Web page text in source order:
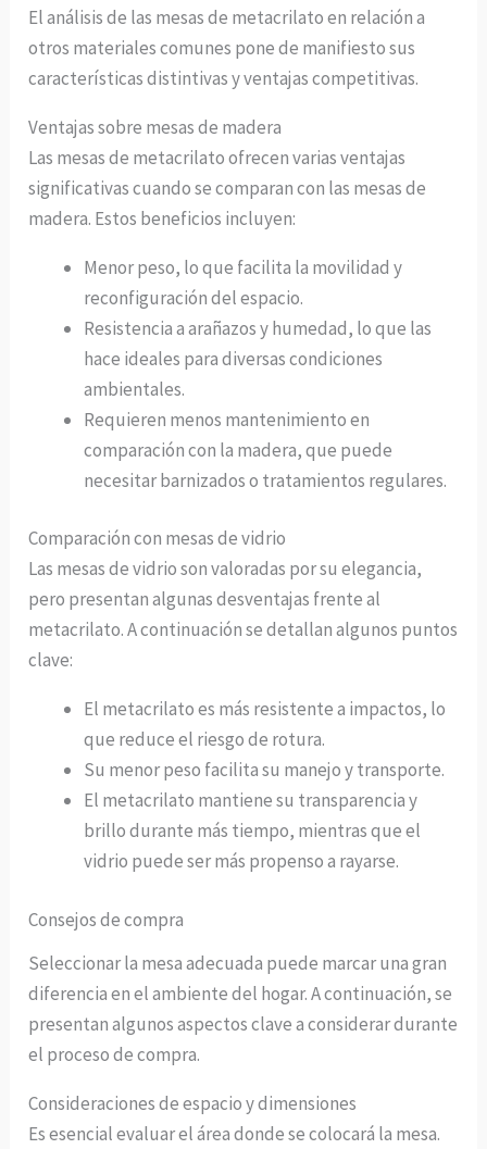
El análisis de las mesas de metacrilato en relación a
otros materiales comunes pone de manifiesto sus
características distintivas y ventajas competitivas.
Ventajas sobre mesas de madera
Las mesas de metacrilato ofrecen varias ventajas
significativas cuando se comparan con las mesas de
madera. Estos beneficios incluyen:
Menor peso, lo que facilita la movilidad y
reconfiguración del espacio.
Resistencia a arañazos y humedad, lo que las
hace ideales para diversas condiciones
ambientales.
Requieren menos mantenimiento en
comparación con la madera, que puede
necesitar barnizados o tratamientos regulares.
Comparación con mesas de vidrio
Las mesas de vidrio son valoradas por su elegancia,
pero presentan algunas desventajas frente al
metacrilato. A continuación se detallan algunos puntos
clave:
El metacrilato es más resistente a impactos, lo
que reduce el riesgo de rotura.
Su menor peso facilita su manejo y transporte.
El metacrilato mantiene su transparencia y
brillo durante más tiempo, mientras que el
vidrio puede ser más propenso a rayarse.
Consejos de compra
Seleccionar la mesa adecuada puede marcar una gran
diferencia en el ambiente del hogar. A continuación, se
presentan algunos aspectos clave a considerar durante
el proceso de compra.
Consideraciones de espacio y dimensiones
Es esencial evaluar el área donde se colocará la mesa.